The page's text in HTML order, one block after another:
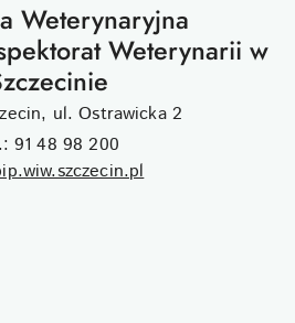
Weterynaryjna
Weterynarii w
ul. Ostrawicka 2
91 48 98 200